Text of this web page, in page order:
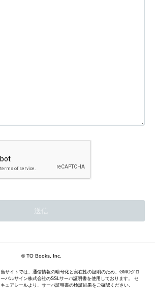
© TO Books, Inc.
当サイトでは、通信情報の暗号化と実在性の証明のため、GMOグロ
ーバルサイン株式会社のSSLサーバ証明書を使用しております。 セ
キュアシールより、サーバ証明書の検証結果をご確認ください。